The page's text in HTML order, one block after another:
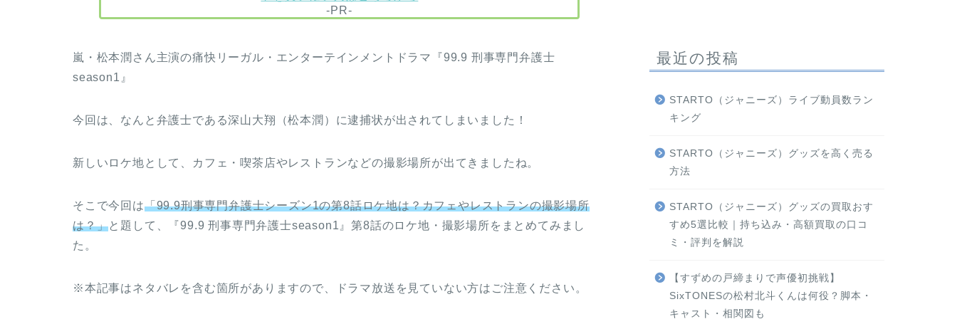
-PR-
嵐・松本潤さん主演の痛快リーガル・エンターテインメントドラマ『99.9 刑事専門弁護士
season1』
今回は、なんと弁護士である深山大翔（松本潤）に逮捕状が出されてしまいました！
新しいロケ地として、カフェ・喫茶店やレストランなどの撮影場所が出てきましたね。
そこで今回は「99.9刑事専門弁護士シーズン1の第8話ロケ地は？カフェやレストランの撮影場所
は？」と題して、『99.9 刑事専門弁護士season1』第8話のロケ地・撮影場所をまとめてみまし
た。
※本記事はネタバレを含む箇所がありますので、ドラマ放送を見ていない方はご注意ください。
最近の投稿
STARTO（ジャニーズ）ライブ動員数ラン
キング
STARTO（ジャニーズ）グッズを高く売る
方法
STARTO（ジャニーズ）グッズの買取おす
すめ5選比較｜持ち込み・高額買取の口コ
ミ・評判を解説
【すずめの戸締まりで声優初挑戦】
SixTONESの松村北斗くんは何役？脚本・
キャスト・相関図も